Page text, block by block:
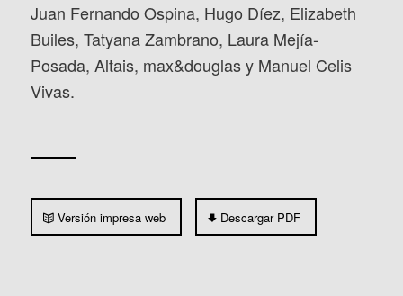
Juan Fernando Ospina, Hugo Díez, Elizabeth
Builes, Tatyana Zambrano, Laura Mejía-
Posada, Altais, max&douglas y Manuel Celis
Vivas.
Versión impresa web Descargar PDF